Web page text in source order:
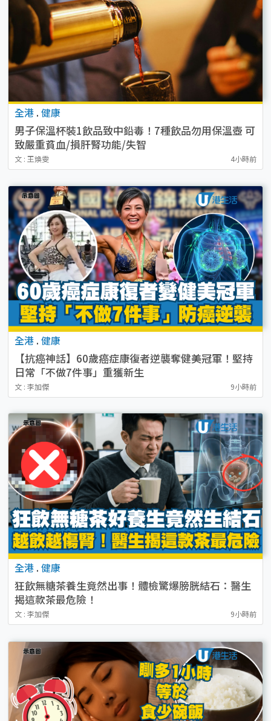
全港 . 健康
男子保溫杯裝1飲品致中鉛毒！7種飲品勿用保溫壺 可
致嚴重貧血/損肝腎功能/失智
文 : 王煥雯 4小時前
全港 . 健康
【抗癌神話】60歲癌症康復者逆襲奪健美冠軍！堅持
日常「不做7件事」重獲新生
文 : 李加傑 9小時前
全港 . 健康
狂飲無糖茶養生竟然出事！體檢驚爆膀胱結石：醫生
揭這款茶最危險！
文 : 李加傑 9小時前